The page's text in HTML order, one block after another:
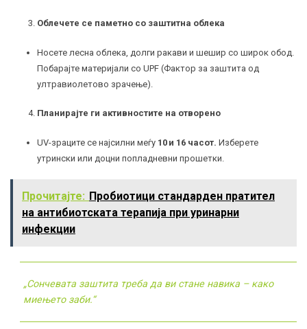
Облечете се паметно со заштитна облека
Носете лесна облека, долги ракави и шешир со широк обод.
Побарајте материјали со UPF (Фактор за заштита од
ултравиолетово зрачење).
Планирајте ги активностите на отворено
UV-зраците се најсилни меѓу 10 и 16 часот. Изберете
утрински или доцни попладневни прошетки.
Прочитајте: Пробиотици стандарден пратител
на антибиотската терапија при уринарни
инфекции
„Сончевата заштита треба да ви стане навика – како
миењето заби.“